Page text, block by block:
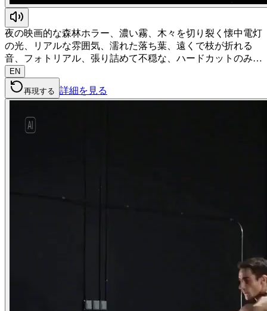
夜の映画的な森林ホラー、濃い霧、木々を切り裂く懐中電灯
の光、リアルな雰囲気、濡れた落ち葉、遠くで枝が折れる
音、フォトリアル、張り詰めて不穏な、ハードカットのみ…
EN
再現する 詳細を見る